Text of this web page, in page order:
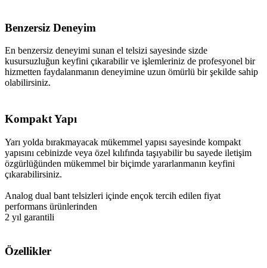
Benzersiz Deneyim
En benzersiz deneyimi sunan el telsizi sayesinde sizde
kusursuzluğun keyfini çıkarabilir ve işlemleriniz de profesyonel bir
hizmetten faydalanmanın deneyimine uzun ömürlü bir şekilde sahip
olabilirsiniz.
Kompakt Yapı
Yarı yolda bırakmayacak mükemmel yapısı sayesinde kompakt
yapısını cebinizde veya özel kılıfında taşıyabilir bu sayede iletişim
özgürlüğünden mükemmel bir biçimde yararlanmanın keyfini
çıkarabilirsiniz.
Analog dual bant telsizleri içinde ençok tercih edilen fiyat
performans ürünlerinden
2 yıl garantili
Özellikler